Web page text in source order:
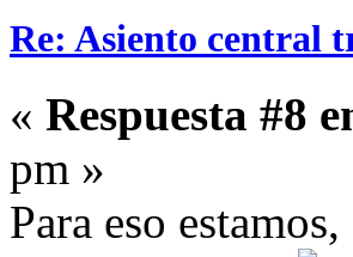
Re: Asiento central
« Respuesta #8
pm »
Para eso